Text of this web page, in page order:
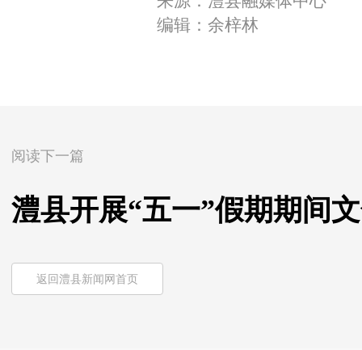
编辑：余梓林
阅读下一篇
澧县开展“五一”假期期间
返回澧县新闻网首页